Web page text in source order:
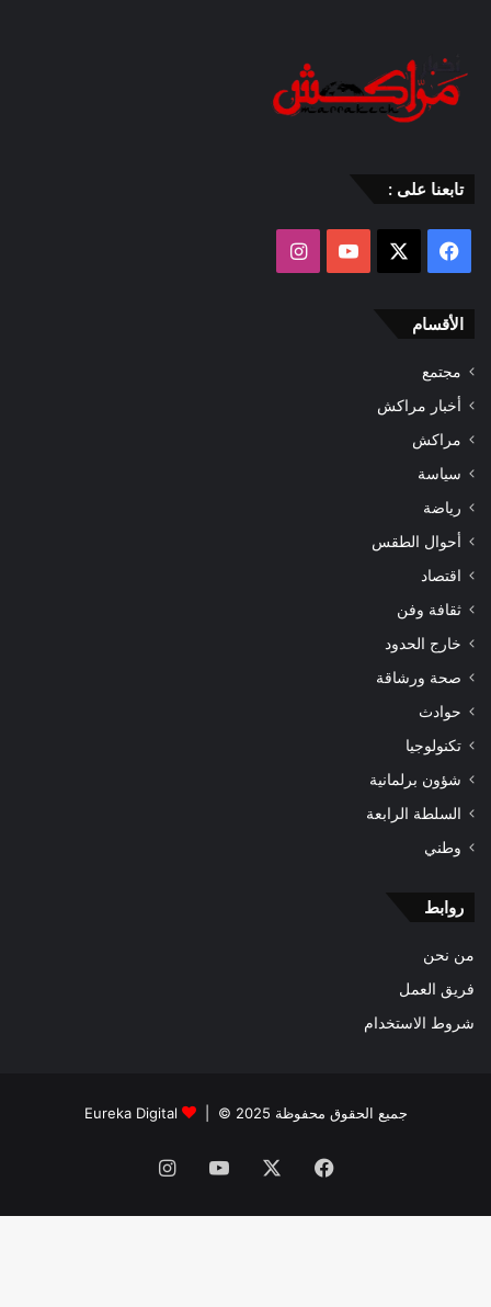
تابعنا على :
فيسبوك ‫YouTube
الأقسام
مجتمع
أخبار مراكش
مراكش
سياسة
رياضة
أحوال الطقس
اقتصاد
ثقافة وفن
خارج الحدود
صحة ورشاقة
حوادث
تكنولوجيا
شؤون برلمانية
السلطة الرابعة
وطني
روابط
من نحن
فريق العمل
شروط الاستخدام
جميع الحقوق محفوظة 2025 © | Eureka Digital
فيسبوك ‫YouTube